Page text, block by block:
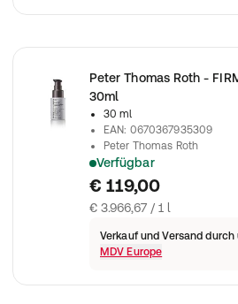
Peter Thomas Roth -
30ml
30 ml
EAN: 0670367935309
Peter Thomas Roth
Verfügbar
Peter Thomas Roth - FIRMx®
€ 119,00
€ 3.966,67 / 1 l
Verkauf und Versand
MDV Europe